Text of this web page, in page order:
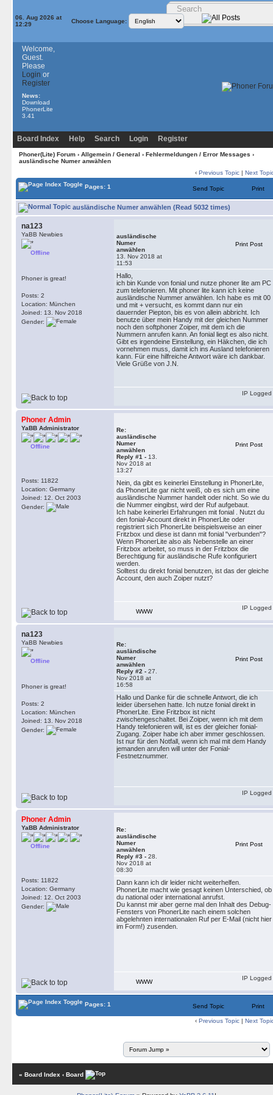
06. Aug 2026 at
12:29
Choose Language:
Welcome,
Guest.
Please
Login or
Register
News:
Download
PhonerLite
3.41
Board Index Help Search Login Register
Phoner(Lite) Forum› Allgemein / General › Fehlermeldungen / Error Messages ›
ausländische Numer anwählen
‹ Previous Topic | Next
Pages: 1 Send Topic Print
ausländische Numer anwählen (Read 5032 times)
na123
YaBB Newbies
Offline
Phoner is great!
Posts: 2
Location: München
Joined: 13. Nov 2018
Gender:
ausländische
Numer
anwählen
13. Nov 2018 at
11:53
Print Post
Hallo,
ich bin Kunde von fonial und nutze phoner lite am PC
zum telefonieren. Mit phoner lite kann ich keine
ausländische Nummer anwählen. Ich habe es mit 00
und mit + versucht, es kommt dann nur ein
dauernder Piepton, bis es von allein abbricht. Ich
benutze über mein Handy mit der gleichen Nummer
noch den softphoner Zoiper, mit dem ich die
Nummern anrufen kann. An fonial liegt es also nicht.
Gibt es irgendeine Einstellung, ein Häkchen, die ich
vornehmen muss, damit ich ins Ausland telefonieren
kann. Für eine hilfreiche Antwort wäre ich dankbar.
Viele Grüße von J.N.
IP Logged
Phoner Admin
YaBB Administrator
Offline
Posts: 11822
Location: Germany
Joined: 12. Oct 2003
Gender:
Re:
ausländische
Numer
anwählen
Reply #1 - 13.
Nov 2018 at
13:27
Print Post
Nein, da gibt es keinerlei Einstellung in PhonerLite,
da PhonerLite gar nicht weiß, ob es sich um eine
ausländische Nummer handelt oder nicht. So wie du
die Nummer eingibst, wird der Ruf aufgebaut.
Ich habe keinerlei Erfahrungen mit fonial . Nutzt du
den fonial-Account direkt in PhonerLite oder
registriert sich PhonerLite beispielsweise an einer
Fritzbox und diese ist dann mit fonial "verbunden"?
Wenn PhonerLite also als Nebenstelle an einer
Fritzbox arbeitet, so muss in der Fritzbox die
Berechtigung für ausländische Rufe konfiguriert
werden.
Solltest du direkt fonial benutzen, ist das der gleiche
Account, den auch Zoiper nutzt?
WWW
IP Logged
na123
YaBB Newbies
Offline
Phoner is great!
Posts: 2
Location: München
Joined: 13. Nov 2018
Gender:
Re:
ausländische
Numer
anwählen
Reply #2 - 27.
Nov 2018 at
16:58
Print Post
Hallo und Danke für die schnelle Antwort, die ich
leider übersehen hatte. Ich nutze fonial direkt in
PhonerLite. Eine Fritzbox ist nicht
zwischengeschaltet. Bei Zoiper, wenn ich mit dem
Handy telefonieren will, ist es der gleicher fonial-
Zugang. Zoiper habe ich aber immer geschlossen.
Ist nur für den Notfall, wenn ich mal mit dem Handy
jemanden anrufen will unter der Fonial-
Festnetznummer.
IP Logged
Phoner Admin
YaBB Administrator
Offline
Posts: 11822
Location: Germany
Joined: 12. Oct 2003
Gender:
Re:
ausländische
Numer
anwählen
Reply #3 - 28.
Nov 2018 at
08:30
Print Post
Dann kann ich dir leider nicht weiterhelfen.
PhonerLite macht wie gesagt keinen Unterschied, ob
du national oder international anrufst.
Du kannst mir aber gerne mal den Inhalt des Debug-
Fensters von PhonerLite nach einem solchen
abgelehnten internationalen Ruf per E-Mail (nicht hier
im Form!) zusenden.
WWW
IP Logged
Pages: 1 Send Topic Print
‹ Previous Topic | Next
« Board Index ‹ Board